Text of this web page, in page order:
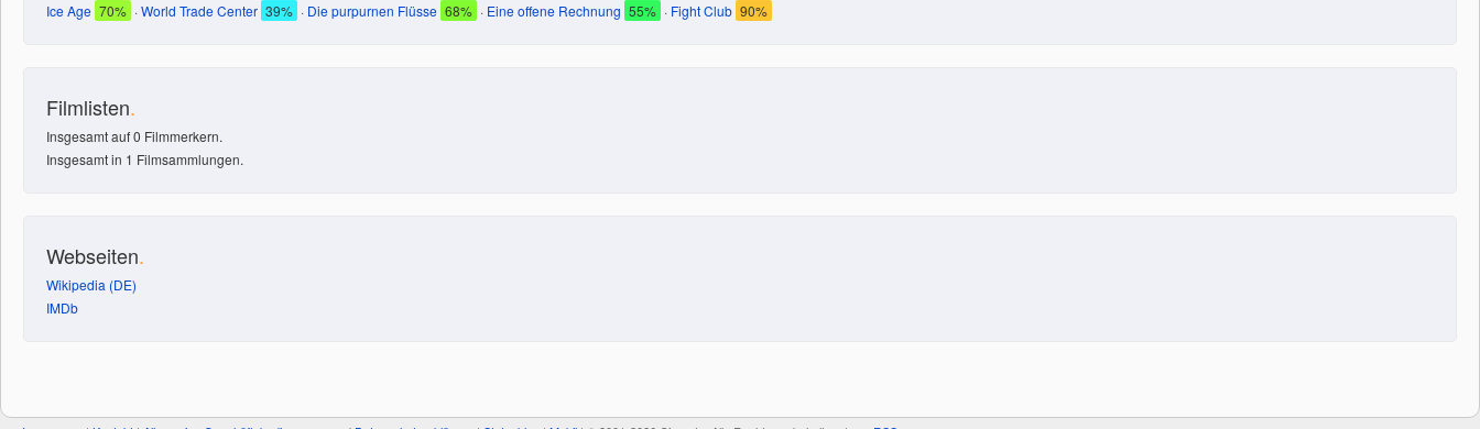
Ice Age 70% ·World Trade Center 39% · Die purpurnen Flüsse 68% · Eine offene Rechnung 55% · Fight Club 90%
Filmlisten.
Insgesamt auf 0 Filmmerkern.
Insgesamt in 1 Filmsammlungen.
Webseiten.
Wikipedia (DE)
IMDb